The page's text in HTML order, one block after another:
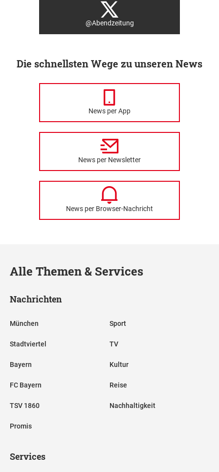
@Abendzeitung
Die schnellsten Wege zu unseren News
News per App
News per Newsletter
News per Browser-Nachricht
Alle Themen & Services
Nachrichten
München
Stadtviertel
Bayern
FC Bayern
TSV 1860
Promis
Sport
TV
Kultur
Reise
Nachhaltigkeit
Services